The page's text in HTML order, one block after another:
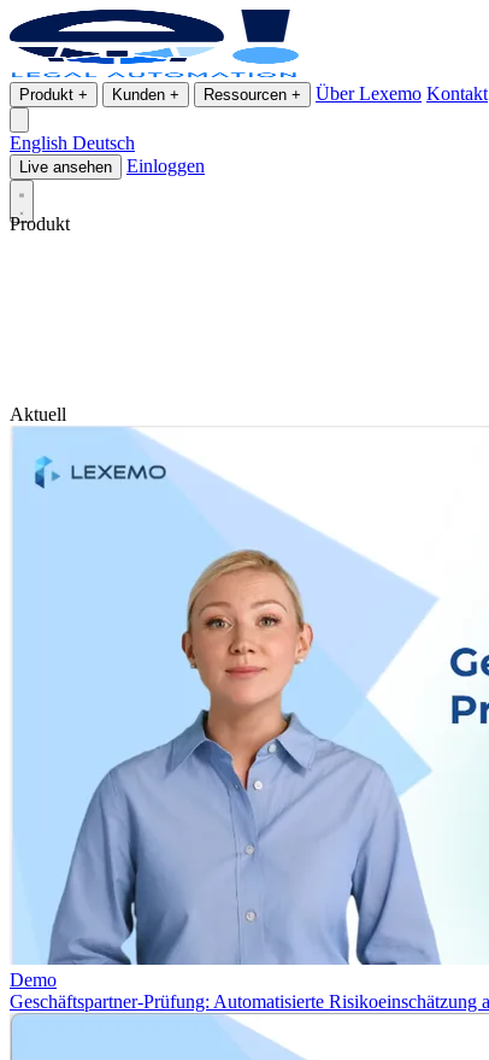
Produkt + Kunden + Ressourcen + Über Lexemo Kontakt
English Deutsch
Live ansehen Einloggen
Produkt
Aktuell